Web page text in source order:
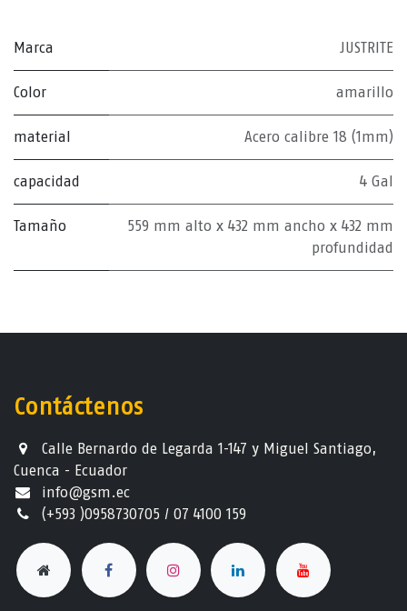
Marca JUSTRITE
Color amarillo
material Acero calibre 18 (1mm)
capacidad 4 Gal
Tamaño
559 mm alto x 432 mm ancho x 432 mm
profundidad
Contáctenos
Calle Bernardo de Legarda 1-147 y Miguel Santiago,
Cuenca - Ecuador
info@gsm.ec​
(+593 )0958730705 / 07 4100 159